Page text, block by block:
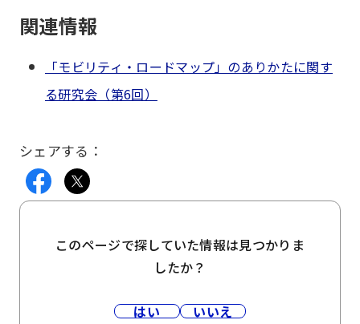
関連情報
「モビリティ・ロードマップ」のありかたに関す
る研究会（第6回）
シェアする：
このページで探していた情報は見つかりま
したか？
はい いいえ